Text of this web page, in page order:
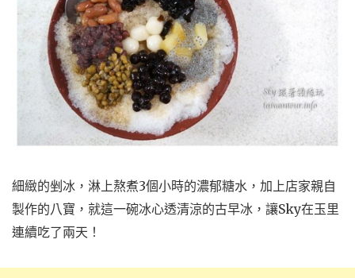
細緻的剉冰，淋上熬煮3個小時的濃郁糖水，加上店家親自
製作的八寶，就這一碗冰心透清涼的古早冰，讓Sky在玉里
連續吃了兩天！